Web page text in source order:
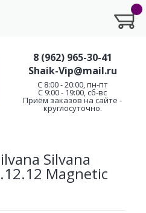
8 (962) 965-30-41
Shaik-Vip@mail.ru
C 8:00 - 20:00, пн-пт
С 9:00 - 19:00, сб-вс
Приём заказов на сайте -
круглосуточно.
Silvana
Magnetic